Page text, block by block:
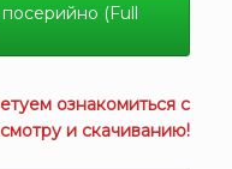
посерийно (Full
ознакомиться с
и скачиванию!